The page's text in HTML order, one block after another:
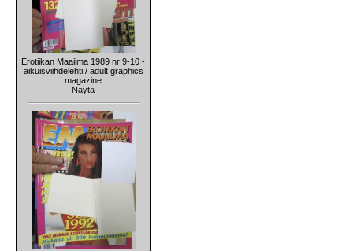
Erotiikan Maailma 1989 nr 9-10 -
aikuisviihdelehti / adult graphics
magazine
Näytä